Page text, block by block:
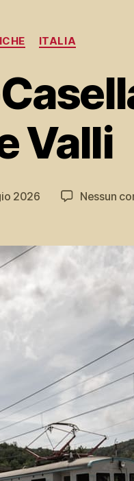
ITALIA
Valli
2026 Nessun